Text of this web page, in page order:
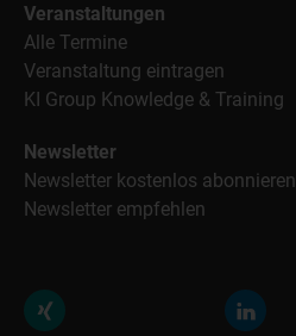
Veranstaltungen
Alle Termine
Veranstaltung eintragen
KI Group Knowledge & Training
Newsletter
Newsletter kostenlos abonnieren
Newsletter empfehlen